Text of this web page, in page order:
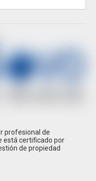
profesional de
está certificado por
de propiedad